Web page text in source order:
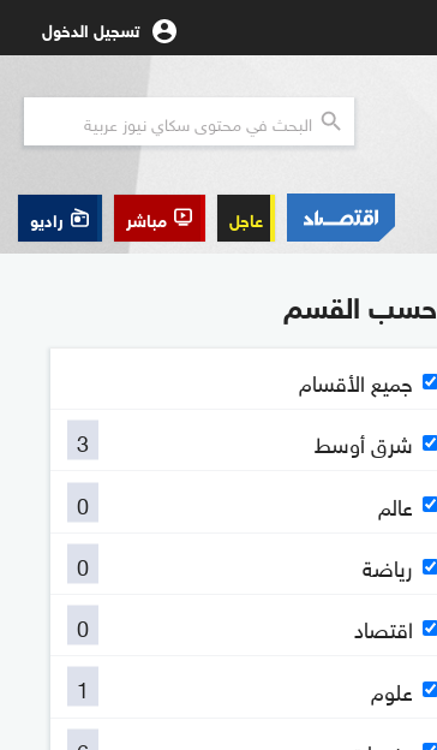
تسجيل الدخول
عاجل مباشر راديو
حسب القسم
جميع الأقسام
شرق أوسط
3
عالم
0
رياضة
0
اقتصاد
0
علوم
1